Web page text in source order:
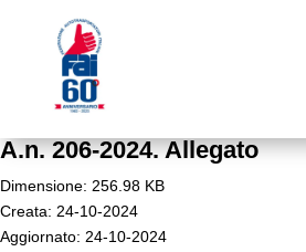
A.n. 206-2024. Allegato
Dimensione: 256.98 KB
Creata: 24-10-2024
Aggiornato: 24-10-2024